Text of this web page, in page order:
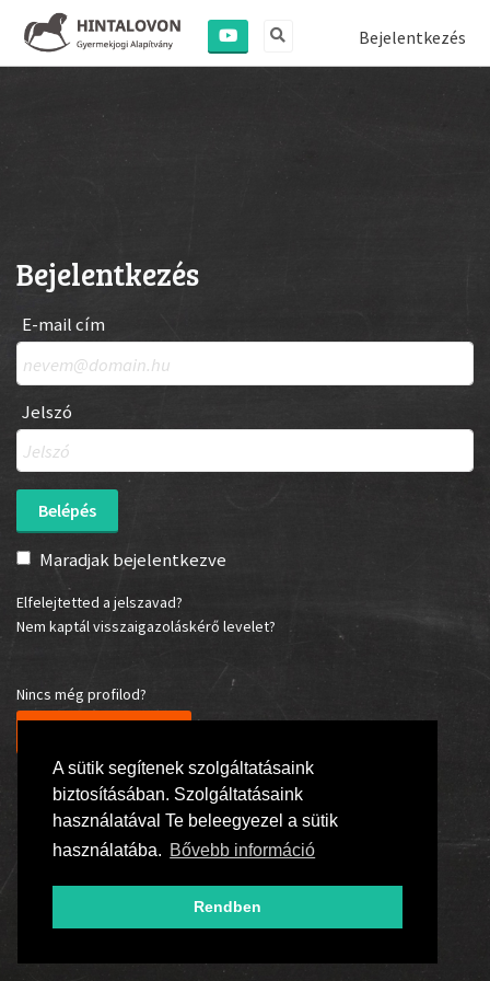
A sütik segítenek szolgáltatásaink
biztosításában. Szolgáltatásaink
használatával Te beleegyezel a sütik
használatába. Bővebb információ
Rendben
Bejelentkezés
Bejelentkezés
E-mail cím
Jelszó
Maradjak bejelentkezve
Elfelejtetted a jelszavad?
Nem kaptál visszaigazoláskérő levelet?
Nincs még profilod?